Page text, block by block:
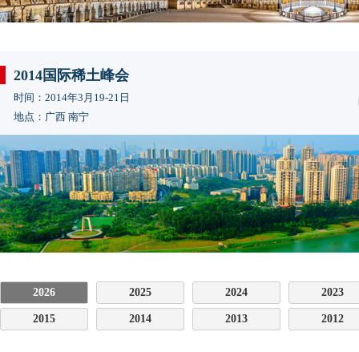
2014国际稀土峰会
时间：2014年3月19-21日
地点：广西 南宁
2026 2025 2024 2023
2015 2014 2013 2012